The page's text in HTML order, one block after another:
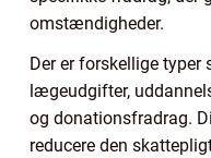
omstændigheder.
Der er forskellige typer
lægeudgifter,
og donationsfradrag.
reducere den